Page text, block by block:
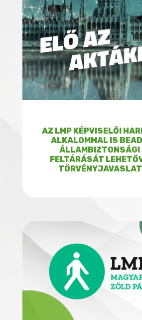
AZ LMP KÉPVISELŐI
ALKALOMMAL IS
ÁLLAMBIZTONSÁGI
FELTÁRÁSÁT